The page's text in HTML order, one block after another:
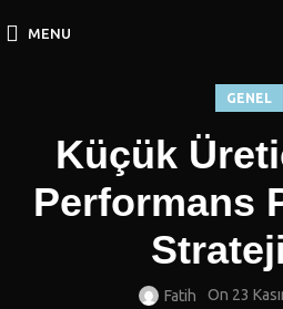
MENU
GENEL
Küçük
Performans
Fatih On 23